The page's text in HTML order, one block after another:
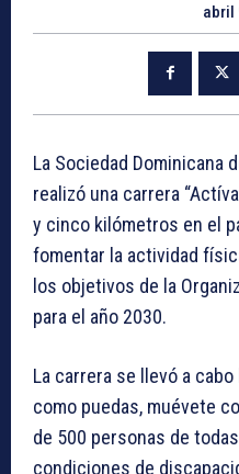
abril
La Sociedad Dominicana
realizó una carrera
y cinco kilómetros en el
fomentar la actividad
los objetivos de la
para el año 2030.
La carrera se llevó a
como puedas, muévete
de 500 personas de
condiciones de